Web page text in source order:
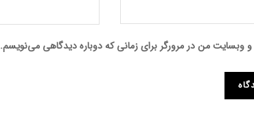
و وبسایت من در مرورگر برای زمانی که دوباره دیدگاهی می‌نویسم.